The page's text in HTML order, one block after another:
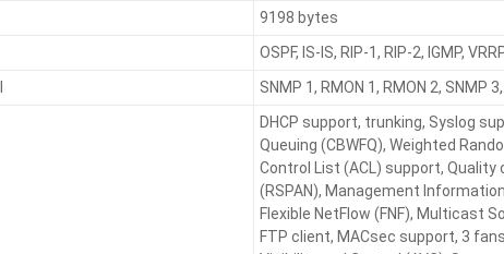
9198 bytes
OSPF, IS-IS, RIP-1, RIP-2, IGMP,
SNMP 1, RMON 1, RMON 2, SNMP
DHCP support, trunking, Syslog
Queuing (CBWFQ), Weighted
Control List (ACL) support, Quality
(RSPAN), Management
Flexible NetFlow (FNF), Multicast
FTP client, MACsec support, 3